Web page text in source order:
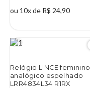
ou 10x de R$ 24,90
Relógio LINCE feminino
analógico espelhado
LRR4834L34 R1RX